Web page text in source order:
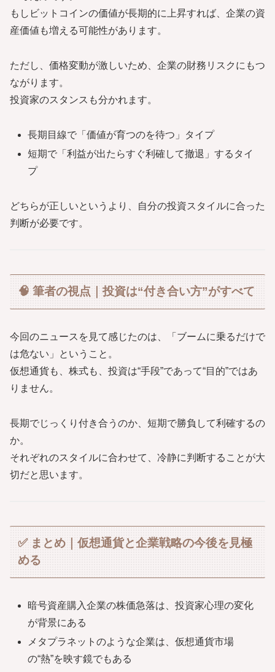
もしビットコインの価値が長期的に上昇すれば、企業の資
産価値も増える可能性があります。
ただし、価格変動が激しいため、企業の財務リスクにもつ
ながります。
投資家のスタンスも分かれます。
長期目線で「価値が育つのを待つ」タイプ
短期で「利益が出たらすぐ利確して撤退」するタイ
プ
どちらが正しいというより、自分の投資スタイルに合った
判断が必要です。
🧠 筆者の視点｜投資は“付き合い方”がすべて
今回のニュースを見て感じたのは、「ブームに乗るだけで
は危ない」ということ。
仮想通貨も、株式も、投資は“手段”であって“目的”ではあ
りません。
長期でじっくり付き合うのか、短期で勝負して利確するの
か。
それぞれのスタイルに合わせて、冷静に判断することが大
切だと思います。
✅ まとめ｜仮想通貨と企業戦略の今後を見極
める
暗号資産購入企業の株価急落は、投資家心理の変化
が背景にある
メタプラネットのような企業は、仮想通貨市場
の“熱”を映す鏡でもある